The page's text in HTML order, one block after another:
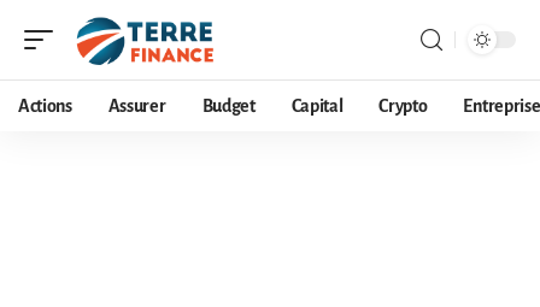
Actions Assurer Budget Capital Crypto Entreprise